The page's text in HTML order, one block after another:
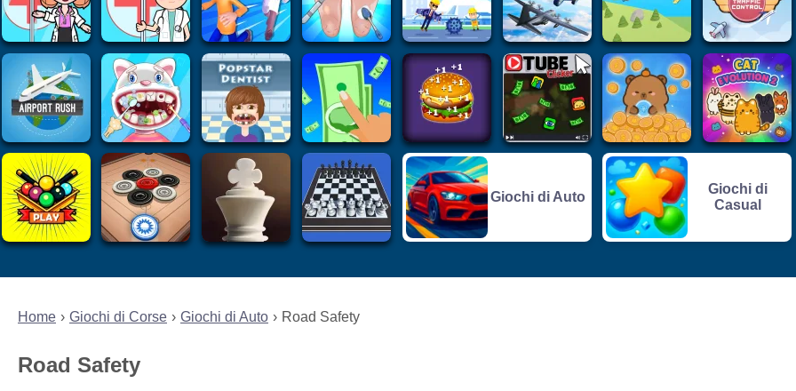
Home Giochi di Corse Giochi di Auto Road Safety
Road Safety
Giochi di Auto
Giochi di
Casual